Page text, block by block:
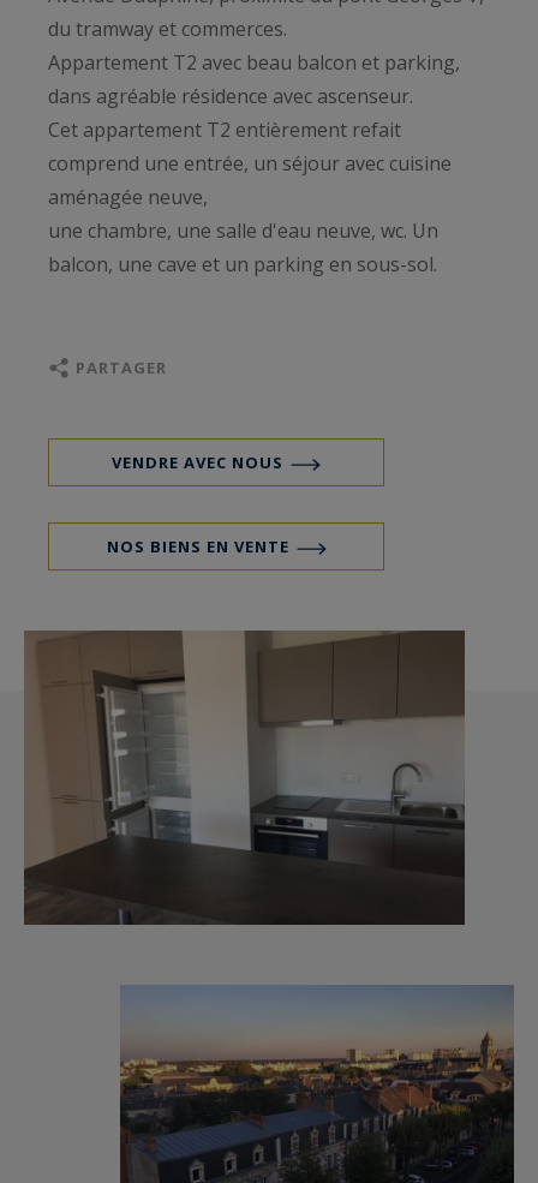
du tramway et commerces.
Appartement T2 avec beau balcon et parking,
dans agréable résidence avec ascenseur.
Cet appartement T2 entièrement refait
comprend une entrée, un séjour avec cuisine
aménagée neuve,
une chambre, une salle d'eau neuve, wc. Un
balcon, une cave et un parking en sous-sol.
PARTAGER
VENDRE AVEC NOUS
NOS BIENS EN VENTE